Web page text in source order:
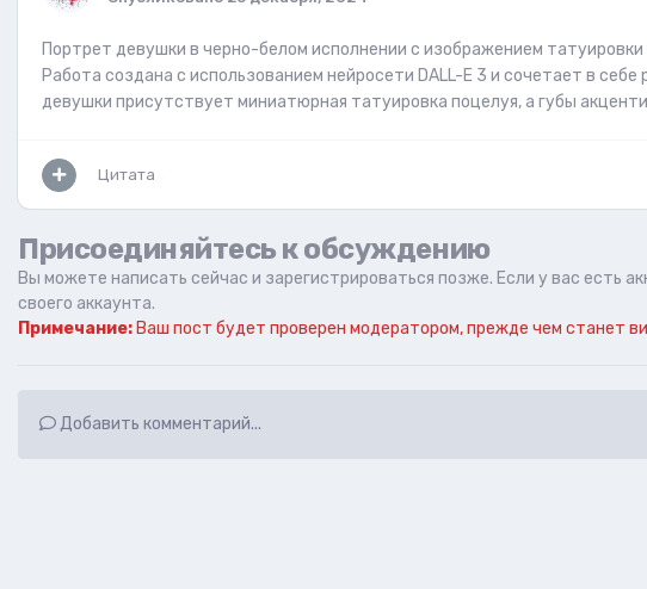
Портрет девушки в черно-белом исполнении с изображением
Работа создана с использованием нейросети DALL-E 3 и сочетает в
девушки присутствует миниатюрная татуировка поцелуя, а губы
Цитата
Присоединяйтесь к обсуждению
Вы можете написать сейчас и зарегистрироваться позже. Если у вас есть
своего аккаунта.
Примечание: Ваш пост будет проверен модератором, прежде чем станет
Добавить комментарий...